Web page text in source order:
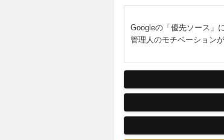
Googleの「優先ソース」
管理人のモチベーションが